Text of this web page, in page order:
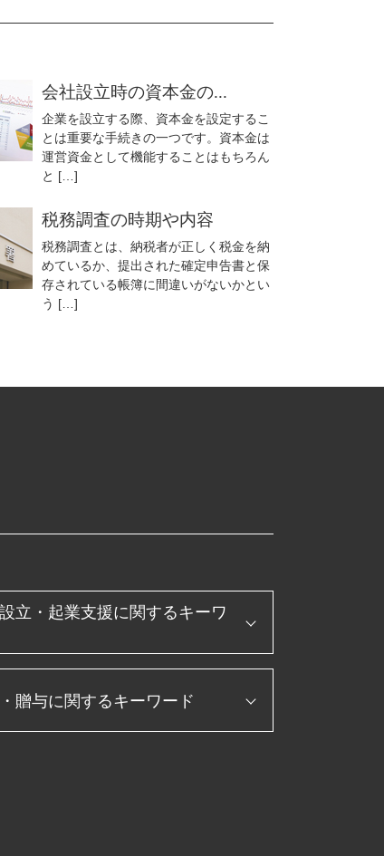
会社設立時の資本金の...
企業を設立する際、資本金を設定するこ
とは重要な手続きの一つです。資本金は
運営資金として機能することはもちろん
と […]
税務調査の時期や内容
税務調査とは、納税者が正しく税金を納
めているか、提出された確定申告書と保
存されている帳簿に間違いがないかとい
う […]
立・起業支援に関するキーワ
業資金 日本政策金融公庫
贈与に関するキーワード